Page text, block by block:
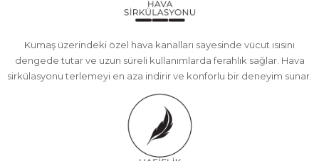
Kumaş üzerindeki özel hava kanalları sayesinde vücut ısısını
dengede tutar ve uzun süreli kullanımlarda ferahlık sağlar. Hava
sirkülasyonu terlemeyi en aza indirir ve konforlu bir deneyim sunar.